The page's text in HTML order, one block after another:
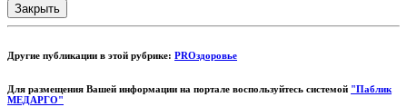
Закрыть
Другие публикации в этой рубрике: PROздоровье
Для размещения Вашей информации на портале воспользуйтесь системой "Паблик
МЕДАРГО"